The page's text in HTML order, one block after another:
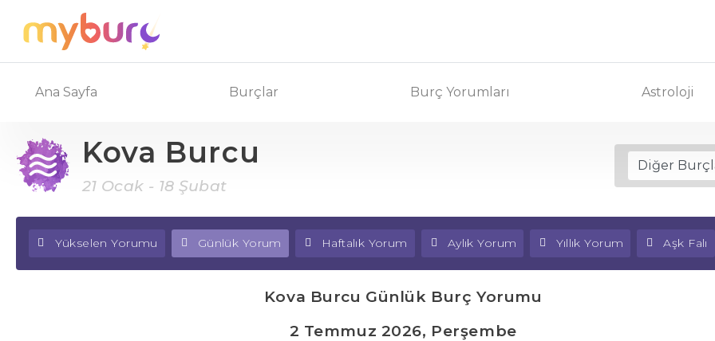
Ana Sayfa Burçlar Burç Yorumları Astroloji
Kova Burcu
21 Ocak - 18 Şubat
Yükselen Yorumu Günlük Yorum Haftalık Yorum Aylık Yorum Yıllık Yorum Aşk Falı
Kova Burcu Günlük Burç Yorumu
2 Temmuz 2026, Perşembe